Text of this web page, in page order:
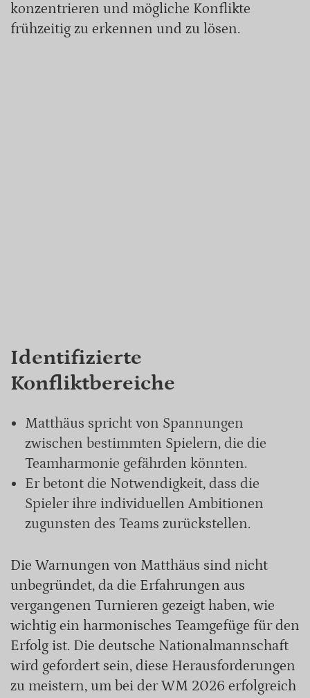
konzentrieren und mögliche Konflikte
frühzeitig zu erkennen und zu lösen.
Identifizierte
Konfliktbereiche
Matthäus spricht von Spannungen
zwischen bestimmten Spielern, die die
Teamharmonie gefährden könnten.
Er betont die Notwendigkeit, dass die
Spieler ihre individuellen Ambitionen
zugunsten des Teams zurückstellen.
Die Warnungen von Matthäus sind nicht
unbegründet, da die Erfahrungen aus
vergangenen Turnieren gezeigt haben, wie
wichtig ein harmonisches Teamgefüge für den
Erfolg ist. Die deutsche Nationalmannschaft
wird gefordert sein, diese Herausforderungen
zu meistern, um bei der WM 2026 erfolgreich